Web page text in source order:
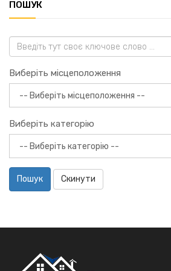
ПОШУК
Виберіть місцеположення
Виберіть категорію
Пошук Скинути